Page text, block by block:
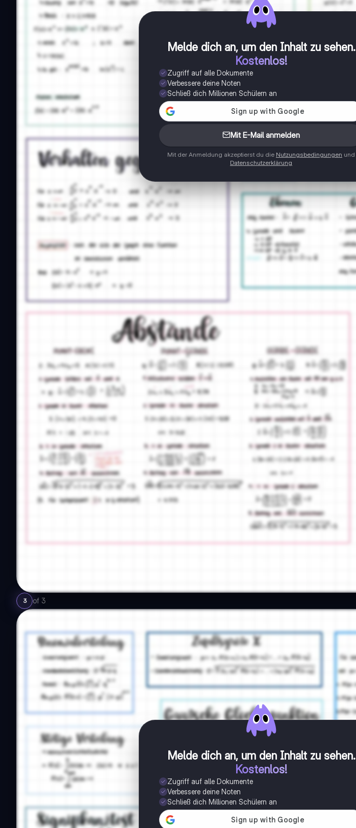
Melde dich an, um den Inhalt zu sehen.
Kostenlos!
Zugriff auf alle Dokumente
Verbessere deine Noten
Schließ dich Millionen Schülern an
Mit E-Mail anmelden
Mit der Anmeldung akzeptierst du die Nutzungsbedingungen und
Datenschutzerklärung
3 of 3
Melde dich an, um den Inhalt zu sehen.
Kostenlos!
Zugriff auf alle Dokumente
Verbessere deine Noten
Schließ dich Millionen Schülern an